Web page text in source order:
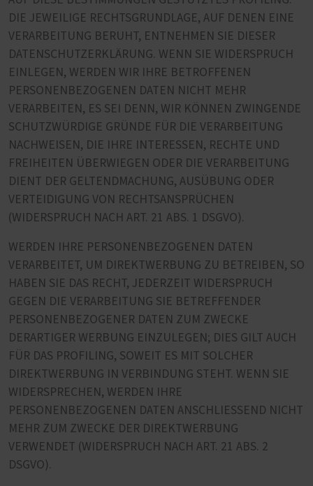
DIE JEWEILIGE RECHTSGRUNDLAGE, AUF DENEN EINE
VERARBEITUNG BERUHT, ENTNEHMEN SIE DIESER
DATENSCHUTZERKLÄRUNG. WENN SIE WIDERSPRUCH
EINLEGEN, WERDEN WIR IHRE BETROFFENEN
PERSONENBEZOGENEN DATEN NICHT MEHR
VERARBEITEN, ES SEI DENN, WIR KÖNNEN ZWINGENDE
SCHUTZWÜRDIGE GRÜNDE FÜR DIE VERARBEITUNG
NACHWEISEN, DIE IHRE INTERESSEN, RECHTE UND
FREIHEITEN ÜBERWIEGEN ODER DIE VERARBEITUNG
DIENT DER GELTENDMACHUNG, AUSÜBUNG ODER
VERTEIDIGUNG VON RECHTSANSPRÜCHEN
(WIDERSPRUCH NACH ART. 21 ABS. 1 DSGVO).
WERDEN IHRE PERSONENBEZOGENEN DATEN
VERARBEITET, UM DIREKTWERBUNG ZU BETREIBEN, SO
HABEN SIE DAS RECHT, JEDERZEIT WIDERSPRUCH
GEGEN DIE VERARBEITUNG SIE BETREFFENDER
PERSONENBEZOGENER DATEN ZUM ZWECKE
DERARTIGER WERBUNG EINZULEGEN; DIES GILT AUCH
FÜR DAS PROFILING, SOWEIT ES MIT SOLCHER
DIREKTWERBUNG IN VERBINDUNG STEHT. WENN SIE
WIDERSPRECHEN, WERDEN IHRE
PERSONENBEZOGENEN DATEN ANSCHLIESSEND NICHT
MEHR ZUM ZWECKE DER DIREKTWERBUNG
VERWENDET (WIDERSPRUCH NACH ART. 21 ABS. 2
DSGVO).